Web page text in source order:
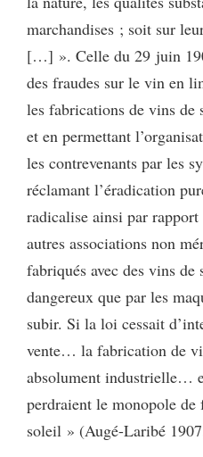
marchandises ; soit sur
[…] ». Celle du 29 juin
des fraudes sur le vin en
les fabrications de vins de
et en permettant
les contrevenants par les
réclamant l’éradication
radicalise ainsi par
autres associations non
fabriqués avec des vins
dangereux que par les
subir. Si la loi cessait
vente… la fabrication de
absolument industrielle…
perdraient le monopole
soleil » (Augé-Laribé